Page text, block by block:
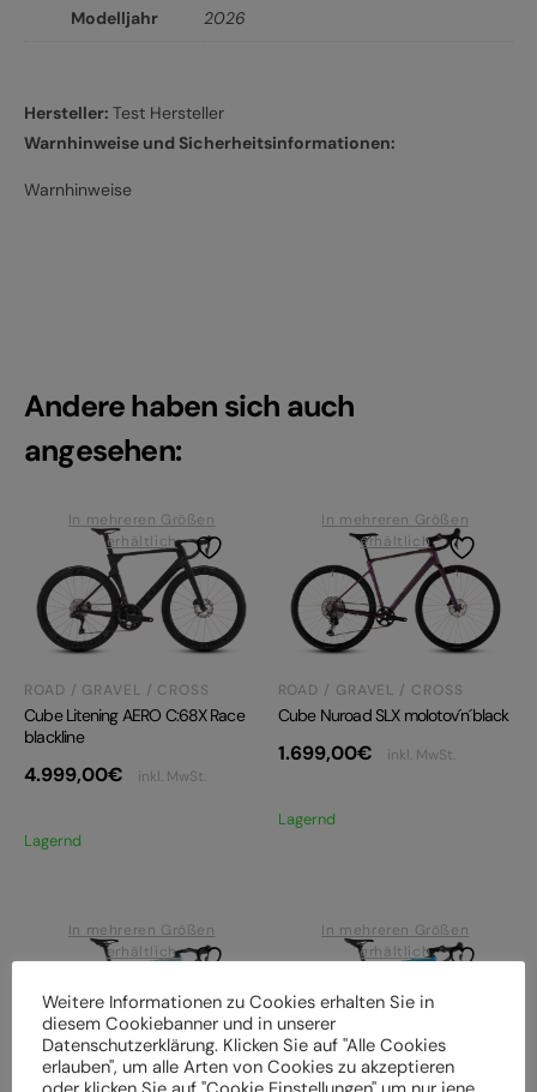
Modelljahr 2026
Hersteller: Test Hersteller
Warnhinweise und Sicherheitsinformationen:
Warnhinweise
Andere haben sich auch
angesehen:
In mehreren Größen
erhältlich
ROAD / GRAVEL / CROSS
Cube Litening AERO C:68X Race
blackline
4.999,00€ inkl. MwSt.
Lagernd
In mehreren Größen
erhältlich
ROAD / GRAVEL / CROSS
Cube Nuroad SLX molotov´n´black
1.699,00€ inkl. MwSt.
Lagernd
In mehreren Größen
erhältlich
In mehreren Größen
erhältlich
Weitere Informationen zu Cookies erhalten Sie in
diesem Cookiebanner und in unserer
Datenschutzerklärung. Klicken Sie auf "Alle Cookies
erlauben", um alle Arten von Cookies zu akzeptieren